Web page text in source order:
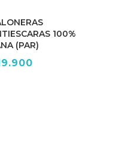
100%
(PAR)